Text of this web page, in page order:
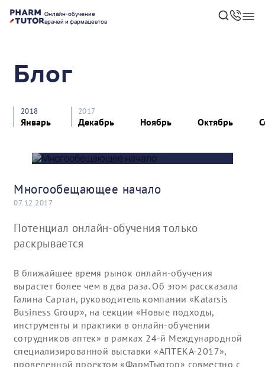
Онлайн-обучение
врачей и фармацевтов
Блог
2018
Январь
2017
Декабрь Ноябрь Октябрь
Многообещающее начало
07.12.2017
Потенциал онлайн-обучения только
раскрывается
В ближайшее время рынок онлайн-обучения
вырастет более чем в два раза. Об этом рассказала
Галина Сартан, руководитель компании «Katarsis
Business Group», на секции «Новые подходы,
инструменты и практики в онлайн-обучении
сотрудников аптек» в рамках 24-й Международной
специализированной выставки «АПТЕКА-2017»,
проведенной проектом «ФармТьютор» совместно с